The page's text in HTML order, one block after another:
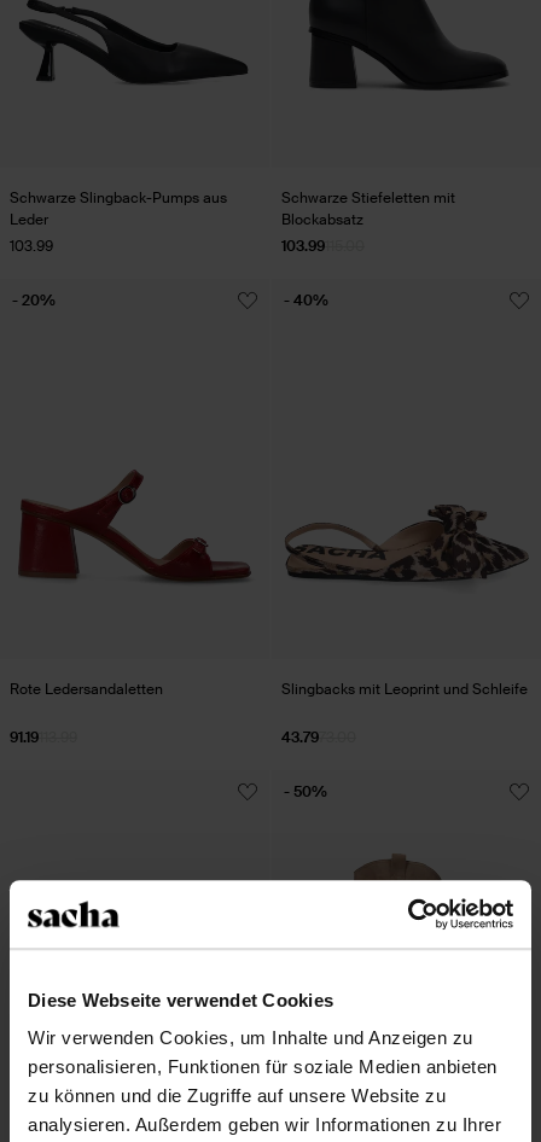
Diese Webseite verwendet Cookies
Wir verwenden Cookies, um Inhalte und Anzeigen zu
personalisieren, Funktionen für soziale Medien anbieten
zu können und die Zugriffe auf unsere Website zu
analysieren. Außerdem geben wir Informationen zu Ihrer
Schwarze Slingback-Pumps aus
Leder
103.99
Schwarze Stiefeletten mit
Blockabsatz
103.99
Rote Ledersandaletten
91.19
- 20%
Slingbacks mit Leoprint und Schleife
43.79
- 40%
- 50%